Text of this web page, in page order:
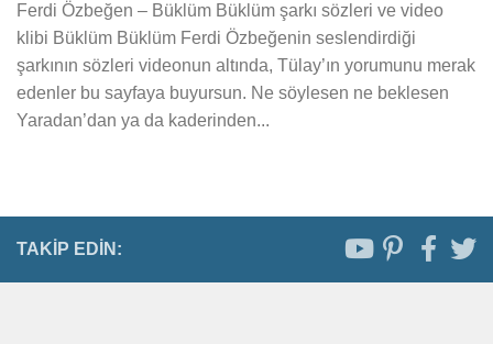
Ferdi Özbeğen – Büklüm Büklüm şarkı sözleri ve video
klibi Büklüm Büklüm Ferdi Özbeğenin seslendirdiği
şarkının sözleri videonun altında, Tülay’ın yorumunu merak
edenler bu sayfaya buyursun. Ne söylesen ne beklesen
Yaradan’dan ya da kaderinden...
TAKIP EDIN: